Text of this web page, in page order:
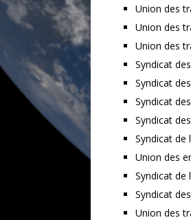
Union des
Union des
Union des
Syndicat
Syndicat
Syndicat
Syndicat
Syndicat de
Union des
Syndicat de
Syndicat
Union des